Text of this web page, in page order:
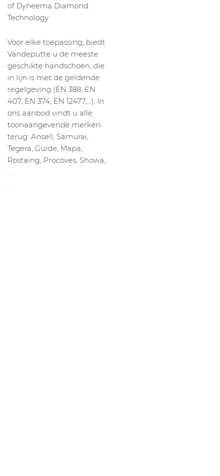
of Dyneema Diamond
Technology
Voor elke toepassing, biedt
Vandeputte u de meeste
geschikte handschoen, die
in lijn is met de geldende
regelgeving (EN 388, EN
407, EN 374, EN 12477,…). In
ons aanbod vindt u alle
toonaangevende merken
terug: Ansell, Samurai,
Tegera, Guide, Mapa,
Rostaing, Procoves, Showa,
…
.